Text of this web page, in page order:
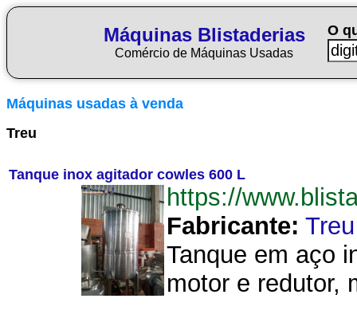
Máquinas Blistaderias
Comércio de Máquinas Usadas
O
Máquinas usadas à venda
Treu
Tanque inox agitador cowles 600 L
https://
Fabricante: Treu
Tanque em aço
motor e redutor,